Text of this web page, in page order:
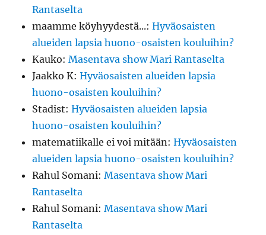
Rantaselta
maamme köyhyydestä...:Hyväosaisten
alueiden lapsia huono-osaisten kouluihin?
Kauko:Masentava show Mari Rantaselta
Jaakko K:Hyväosaisten alueiden lapsia
huono-osaisten kouluihin?
Stadist:Hyväosaisten alueiden lapsia
huono-osaisten kouluihin?
matematiikalle ei voi mitään:Hyväosaisten
alueiden lapsia huono-osaisten kouluihin?
Rahul Somani:Masentava show Mari
Rantaselta
Rahul Somani:Masentava show Mari
Rantaselta